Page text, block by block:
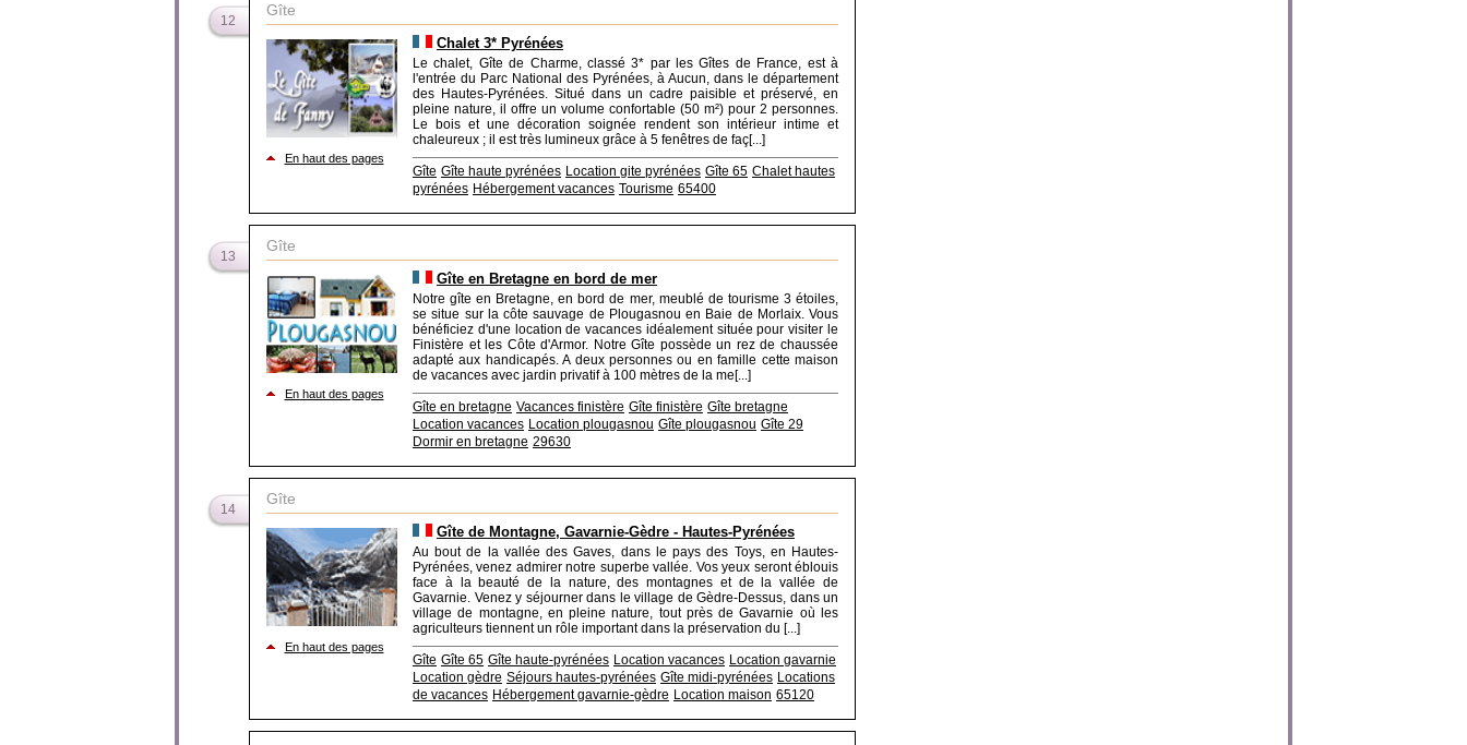
12
Gîte
En haut des pages
Chalet 3* Pyrénées
Le chalet, Gîte de Charme, classé 3* par les Gîtes de France, est à
l'entrée du Parc National des Pyrénées, à Aucun, dans le département
des Hautes-Pyrénées. Situé dans un cadre paisible et préservé, en
pleine nature, il offre un volume confortable (50 m²) pour 2 personnes.
Le bois et une décoration soignée rendent son intérieur intime et
chaleureux ; il est très lumineux grâce à 5 fenêtres de faç[...]
Gîte Gîte haute pyrénées Location gite pyrénées Gîte 65 Chalet hautes
pyrénées Hébergement vacances Tourisme 65400
13
Gîte
En haut des pages
Gîte en Bretagne en bord de mer
Notre gîte en Bretagne, en bord de mer, meublé de tourisme 3 étoiles,
se situe sur la côte sauvage de Plougasnou en Baie de Morlaix. Vous
bénéficiez d'une location de vacances idéalement située pour visiter le
Finistère et les Côte d'Armor. Notre Gîte possède un rez de chaussée
adapté aux handicapés. A deux personnes ou en famille cette maison
de vacances avec jardin privatif à 100 mètres de la me[...]
Gîte en bretagne Vacances finistère Gîte finistère Gîte bretagne
Location vacances Location plougasnou Gîte plougasnou Gîte 29
Dormir en bretagne 29630
14
Gîte
En haut des pages
Gîte de Montagne, Gavarnie-Gèdre - Hautes-Pyrénées
Au bout de la vallée des Gaves, dans le pays des Toys, en Hautes-
Pyrénées, venez admirer notre superbe vallée. Vos yeux seront éblouis
face à la beauté de la nature, des montagnes et de la vallée de
Gavarnie. Venez y séjourner dans le village de Gèdre-Dessus, dans un
village de montagne, en pleine nature, tout près de Gavarnie où les
agriculteurs tiennent un rôle important dans la préservation du [...]
Gîte Gîte 65 Gîte haute-pyrénées Location vacances Location gavarnie
Location gèdre Séjours hautes-pyrénées Gîte midi-pyrénées Locations
de vacances Hébergement gavarnie-gèdre Location maison 65120